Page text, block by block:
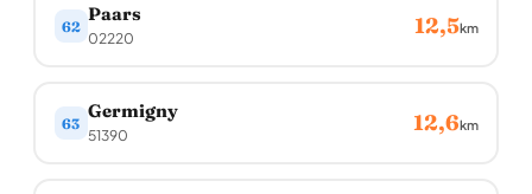
62
Paars
02220 12,5km
63
Germigny
51390 12,6km